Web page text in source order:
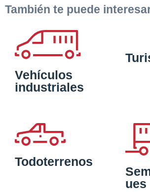
También te puede
Vehículos
industriales
Todoterrenos
ues